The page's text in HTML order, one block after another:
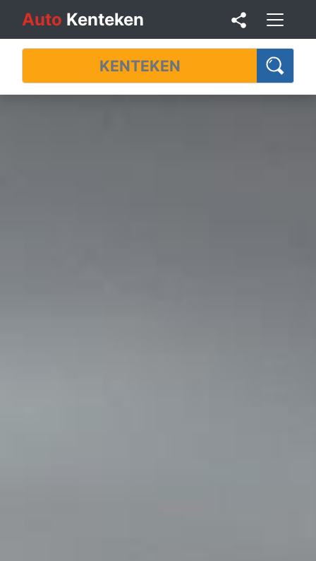
Auto Kenteken